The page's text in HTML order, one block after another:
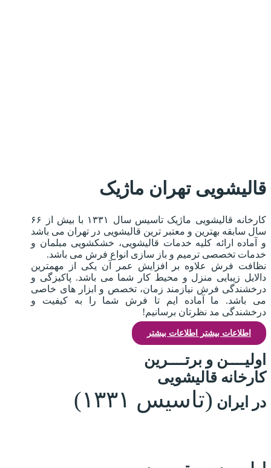
قالیشویی تهران ماژیک
کارخانه قالیشویی ماژیک تاسیس سال ۱۳۳۱ با بیش از ۶۶
سال سابقه بهترین و معتبر ترین قالیشویی در تهران می باشد
و آماده ارائه کلیه خدمات قالیشویی، خشکشویی مبلمان و
خدمات تخصصی ترمیم و باز سازی انواع فرش می باشد.
نظافت فرش علاوه بر افزایش عمر آن یکی از مهمترین
دالایل زیبایی منزل و محیط کار شما می باشد. پاکیزگی و
درخشندگی فرش نیازمند زمان، تخصص و ابزار های خاصی
می باشد. ما آماده ایم تا فرش شما را به کیفیت و
درخشندگی مد نظرتان برسانیم!
اطلاعات بیشتر اطلاعات بیشتر
اولیــــن و برتــــرین
کارخانه قالیشویی
در ایران (تاسیس ۱۳۳۱)